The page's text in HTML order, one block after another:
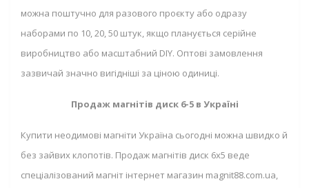
можна поштучно для разового проєкту або одразу
наборами по 10, 20, 50 штук, якщо планується серійне
виробництво або масштабний DIY. Оптові замовлення
зазвичай значно вигідніші за ціною одиниці.
Продаж магнітів диск 6-5 в Україні
Купити неодимові магніти Україна сьогодні можна швидко й
без зайвих клопотів. Продаж магнітів диск 6х5 веде
спеціалізований магніт інтернет магазин magnit88.com.ua,